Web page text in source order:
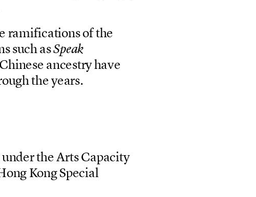
ramificationsofthe
ssuchasSpeak
Chineseancestryhave
oughtheyears.
undertheArtsCapacity
ongKongSpecial